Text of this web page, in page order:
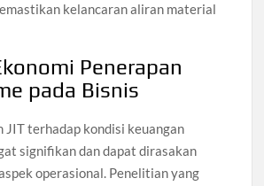
kelancaran aliran material
Penerapan
pada Bisnis
JIT terhadap kondisi keuangan
signifikan dan dapat dirasakan
operasional. Penelitian yang